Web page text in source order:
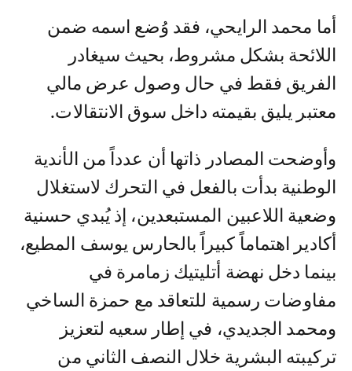
أما محمد الرايحي، فقد وُضع اسمه ضمن
اللائحة بشكل مشروط، بحيث سيغادر
الفريق فقط في حال وصول عرض مالي
معتبر يليق بقيمته داخل سوق الانتقالات.
وأوضحت المصادر ذاتها أن عدداً من الأندية
الوطنية بدأت بالفعل في التحرك لاستغلال
وضعية اللاعبين المستبعدين، إذ يُبدي حسنية
أكادير اهتماماً كبيراً بالحارس يوسف المطيع،
بينما دخل نهضة أتليتيك زمامرة في
مفاوضات رسمية للتعاقد مع حمزة الساخي
ومحمد الجديدي، في إطار سعيه لتعزيز
تركيبته البشرية خلال النصف الثاني من